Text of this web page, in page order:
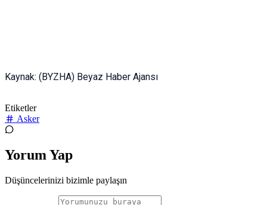
Kaynak: (BYZHA) Beyaz Haber Ajansı
Etiketler
Asker
Yorum Yap
Düşüncelerinizi bizimle paylaşın